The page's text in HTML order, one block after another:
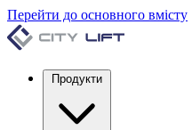
Перейти до основного вмісту